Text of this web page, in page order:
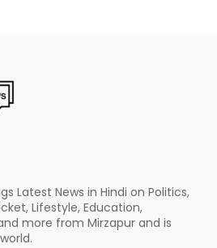
Latest News in Hindi on Politics,
Lifestyle, Education,
more from Mirzapur and is